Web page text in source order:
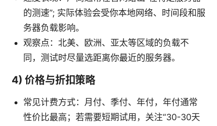
的测速”; 实际体验会受你本地网络、时间段和服
务器负载影响。
观察点：北美、欧洲、亚太等区域的负载不
同，测试时尽量选距离你最近的服务器。
4) 价格与折扣策略
常见计费方式：月付、季付、年付，年付通常
性价比最高；若需要短期试用，关注“30-30天